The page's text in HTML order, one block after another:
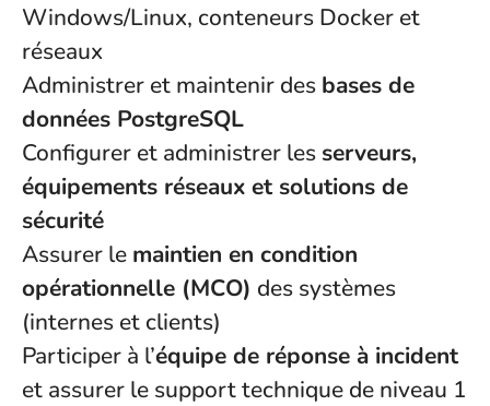
Windows/Linux, conteneurs Docker et
réseaux
Administrer et maintenir des bases de
données PostgreSQL
Configurer et administrer les serveurs,
équipements réseaux et solutions de
sécurité
Assurer le maintien en condition
opérationnelle (MCO) des systèmes
(internes et clients)
Participer à l’équipe de réponse à incident
et assurer le support technique de niveau 1